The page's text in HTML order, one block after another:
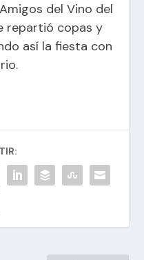
del Vino del
repartió copas y
así la fiesta con